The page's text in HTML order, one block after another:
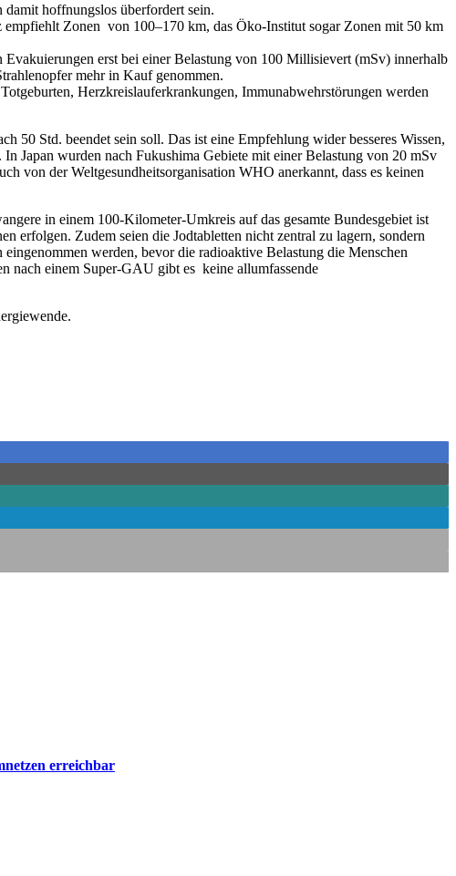
hoffnungslos überfordert sein.
Zonen von 100–170 km, das Öko-Institut sogar Zonen mit 50 km
erst bei einer Belastung von 100 Millisievert (mSv) innerhalb
mehr in Kauf genommen.
Herzkreislauferkrankungen, Immunabwehrstörungen werden
50 Std. beendet sein soll. Das ist eine Empfehlung wider besseres Wissen,
Japan wurden nach Fukushima Gebiete mit einer Belastung von 20 mSv
von der Weltgesundheitsorganisation WHO anerkannt, dass es keinen
in einem 100-Kilometer-Umkreis auf das gesamte Bundesgebiet ist
erfolgen. Zudem seien die Jodtabletten nicht zentral zu lagern, sondern
werden, bevor die radioaktive Belastung die Menschen
nach einem Super-GAU gibt es keine allumfassende
erreichbar